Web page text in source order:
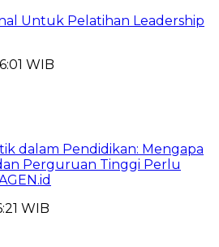
Untuk Pelatihan Leadership
WIB
dalam Pendidikan: Mengapa
Perguruan Tinggi Perlu
WIB